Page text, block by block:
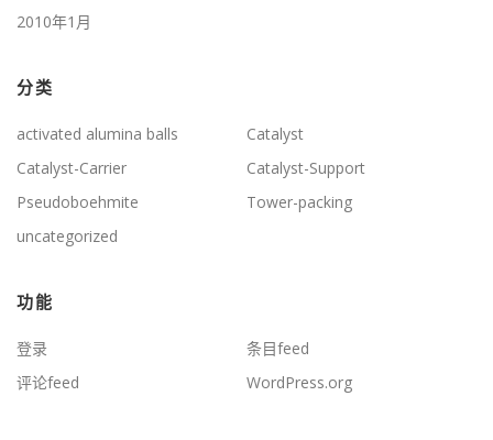
2010年1月
分类
activated alumina balls
Catalyst
Catalyst-Carrier
Catalyst-Support
Pseudoboehmite
Tower-packing
uncategorized
功能
登录
条目feed
评论feed
WordPress.org